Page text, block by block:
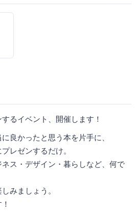
るイベント、開催します！
良かったと思う本を片手に、
レゼンするだけ。
ス・デザイン・暮らしなど、何で
みましょう。